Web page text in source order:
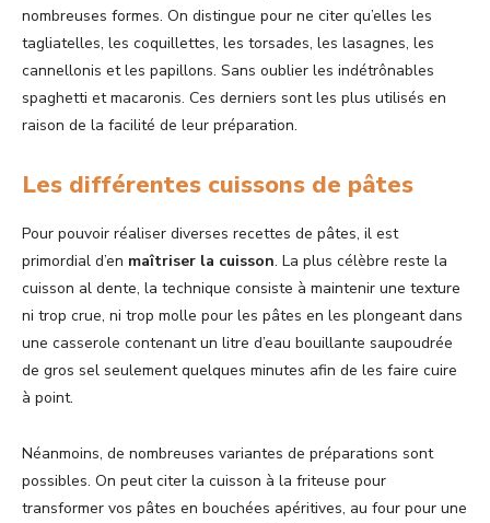
nombreuses formes. On distingue pour ne citer qu’elles les
tagliatelles, les coquillettes, les torsades, les lasagnes, les
cannellonis et les papillons. Sans oublier les indétrônables
spaghetti et macaronis. Ces derniers sont les plus utilisés en
raison de la facilité de leur préparation.
Les différentes cuissons de pâtes
Pour pouvoir réaliser diverses recettes de pâtes, il est
primordial d’en maîtriser la cuisson. La plus célèbre reste la
cuisson al dente, la technique consiste à maintenir une texture
ni trop crue, ni trop molle pour les pâtes en les plongeant dans
une casserole contenant un litre d’eau bouillante saupoudrée
de gros sel seulement quelques minutes afin de les faire cuire
à point.
Néanmoins, de nombreuses variantes de préparations sont
possibles. On peut citer la cuisson à la friteuse pour
transformer vos pâtes en bouchées apéritives, au four pour une